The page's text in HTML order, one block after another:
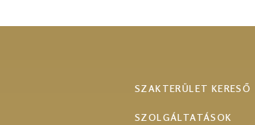
Footer
SZAKTERÜLET KERESŐ
SZOLGÁLTATÁSOK